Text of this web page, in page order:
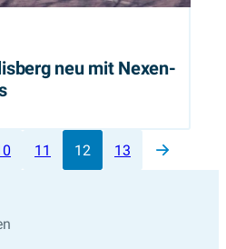
neu mit Nexen-
11 12 13